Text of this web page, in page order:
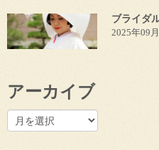
ブライダ
2025年09
アーカイブ